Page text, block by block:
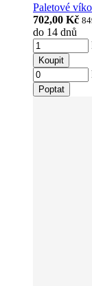
Paletové
702,00 Kč
do 14 dnů
Koupit
Poptat